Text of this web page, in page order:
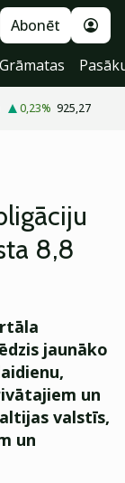
Abonēt
Grāmatas
0,23% 925,27
8,8
jaunāko
un
valstīs,
un